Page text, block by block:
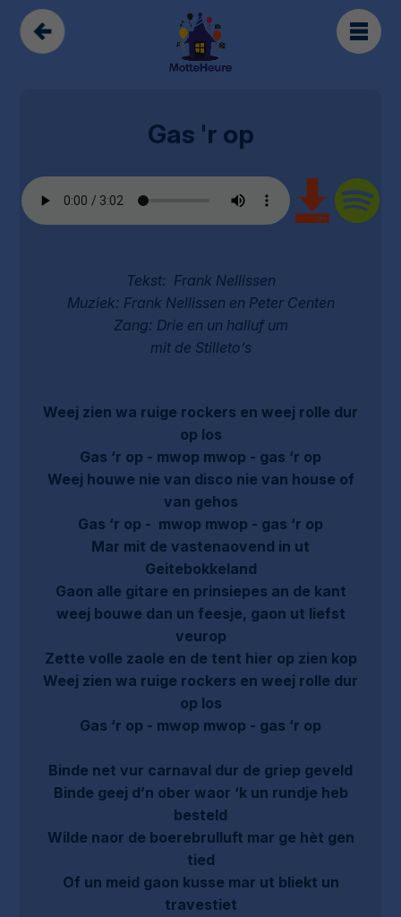
Gas 'r op
Tekst: Frank Nellissen
Muziek: Frank Nellissen en Peter Centen
Zang: Drie en un halluf um
mit de Stilleto’s
Weej zien wa ruige rockers en weej rolle dur
op los
Gas ‘r op - mwop mwop - gas ‘r op
Weej houwe nie van disco nie van house of
van gehos
Gas ‘r op - mwop mwop - gas ‘r op
Mar mit de vastenaovend in ut
Geitebokkeland
Gaon alle gitare en prinsiepes an de kant
weej bouwe dan un feesje, gaon ut liefst
veurop
Zette volle zaole en de tent hier op zien kop
Weej zien wa ruige rockers en weej rolle dur
op los
Gas ‘r op - mwop mwop - gas ‘r op
Binde net vur carnaval dur de griep geveld
Binde geej d’n ober waor ‘k un rundje heb
besteld
Wilde naor de boerebrulluft mar ge hèt gen
tied
Of un meid gaon kusse mar ut bliekt un
travestiet